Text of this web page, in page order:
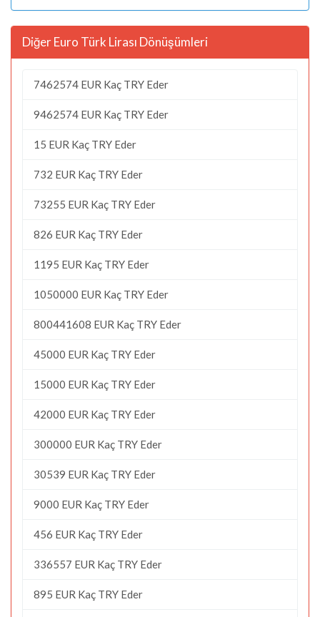
Diğer Euro Türk Lirası Dönüşümleri
7462574 EUR Kaç TRY Eder
9462574 EUR Kaç TRY Eder
15 EUR Kaç TRY Eder
732 EUR Kaç TRY Eder
73255 EUR Kaç TRY Eder
826 EUR Kaç TRY Eder
1195 EUR Kaç TRY Eder
1050000 EUR Kaç TRY Eder
800441608 EUR Kaç TRY Eder
45000 EUR Kaç TRY Eder
15000 EUR Kaç TRY Eder
42000 EUR Kaç TRY Eder
300000 EUR Kaç TRY Eder
30539 EUR Kaç TRY Eder
9000 EUR Kaç TRY Eder
456 EUR Kaç TRY Eder
336557 EUR Kaç TRY Eder
895 EUR Kaç TRY Eder